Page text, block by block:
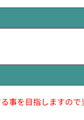
事を目指しますの